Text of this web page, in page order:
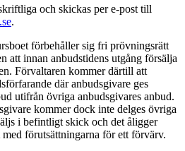
och skickas per e-post till
.
förbehåller sig fri prövningsrätt
att innan anbudstidens utgång försälja
Förvaltaren kommer därtill att
där anbudsgivare ges
utifrån övriga anbudsgivares anbud.
kommer dock inte delges övriga
i befintligt skick och det åligger
förutsättningarna för ett förvärv.